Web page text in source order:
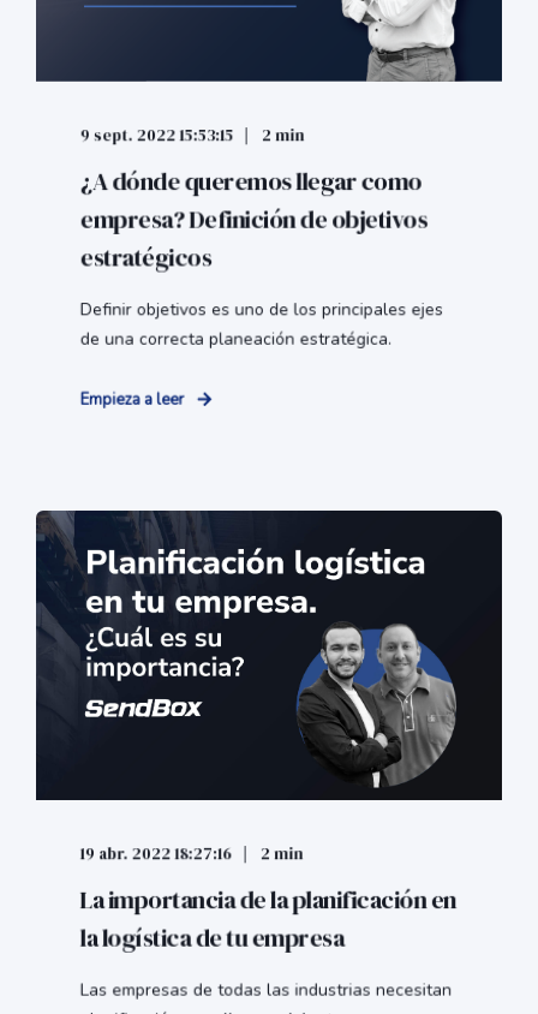
9 sept. 2022 15:53:15 2 min
¿A dónde queremos llegar como
empresa? Definición de objetivos
estratégicos
Definir objetivos es uno de los principales ejes
de una correcta planeación estratégica.
Empieza a leer
19 abr. 2022 18:27:16 2 min
La importancia de la planificación en
la logística de tu empresa
Las empresas de todas las industrias necesitan